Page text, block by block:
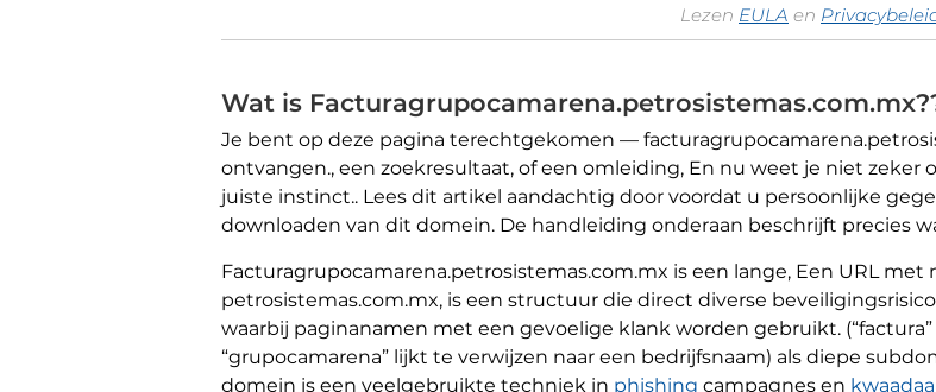
Lezen EULA en
Wat is
Je bent op deze pagina terechtgekomen —
ontvangen., een zoekresultaat, of een omleiding, En nu weet je niet zeker
juiste instinct.. Lees dit artikel aandachtig door voordat u persoonlijke
downloaden van dit domein. De handleiding onderaan beschrijft precies
Facturagrupocamarena.petrosistemas.com.mx is een lange, Een URL
petrosistemas.com.mx, is een structuur die direct diverse
waarbij paginanamen met een gevoelige klank worden gebruikt.
“grupocamarena” lijkt te verwijzen naar een bedrijfsnaam) als diepe
domein is een veelgebruikte techniek in phishing campagnes en